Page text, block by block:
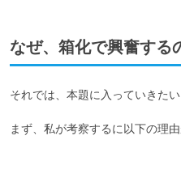
なぜ、箱化で興奮する
それでは、本題に入っていきたい
まず、私が考察するに以下の理